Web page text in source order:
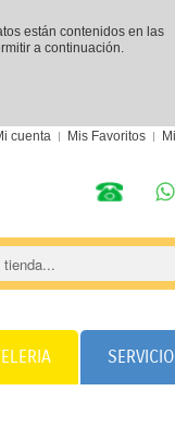
están contenidos en las
a continuación.
cuenta Mis Favoritos